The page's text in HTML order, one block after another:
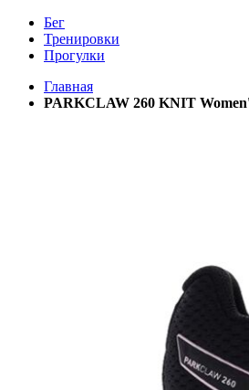
Бег
Тренировки
Прогулки
Главная
PARKCLAW 260 KNIT